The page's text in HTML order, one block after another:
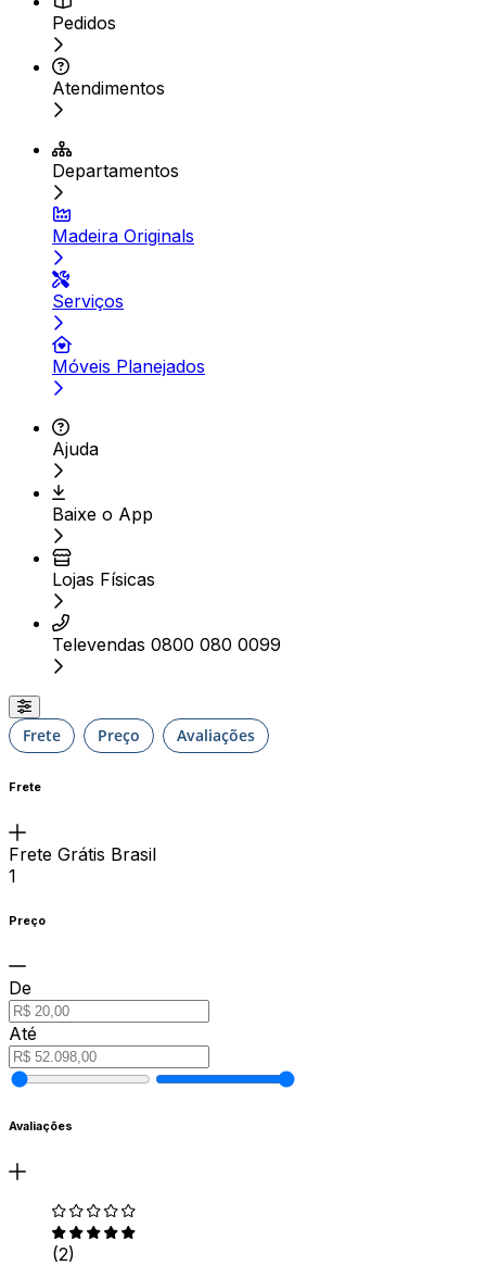
Pedidos
Atendimentos
Departamentos
Madeira Originals
Serviços
Móveis Planejados
Ajuda
Baixe o App
Lojas Físicas
Televendas 0800 080 0099
Frete Preço Avaliações
Frete
Frete Grátis Brasil
1
Preço
De
Até
Avaliações
(2)